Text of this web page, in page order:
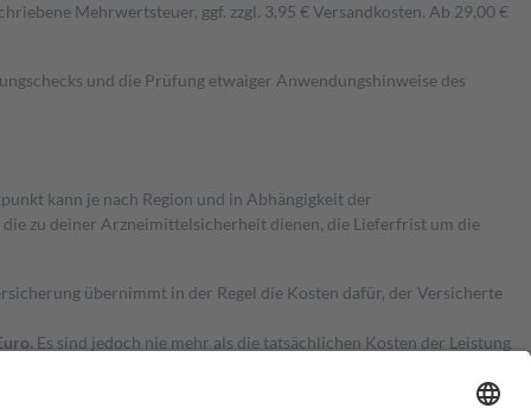
Mehrwertsteuer, ggf. zzgl. 3,95 € Versandkosten. Ab 29,00 €
und die Prüfung etwaiger Anwendungshinweise des
kann je nach Region und in Abhängigkeit der
zu deiner Arzneimittelsicherheit dienen, die Lieferfrist um die
übernimmt in der Regel die Kosten dafür, der Versicherte
Es sind jedoch nie mehr als die tatsächlichen Kosten der Leistung